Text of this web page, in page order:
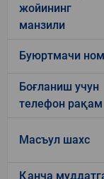
жойининг
манзили
Буюртмачи
Боғланиш учун
телефон рақам
Масъул шахс
Қанча